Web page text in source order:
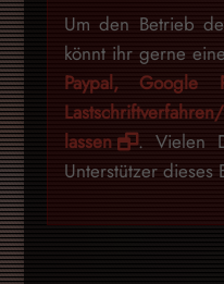
Um den Betrieb
könnt ihr gerne eine
Paypal, Google
lassen
. Vielen
Unterstützer dieses